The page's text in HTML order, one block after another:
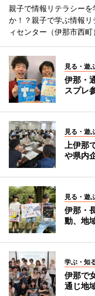
親子で情報リテラシー
か！？親子で学ぶ情報
ィセンター（伊那市西町
見る・遊
伊那・
スプレ
見る・遊
上伊
や県内
見る・遊
伊那・
動、地
学ぶ・知
伊那で
通じ地